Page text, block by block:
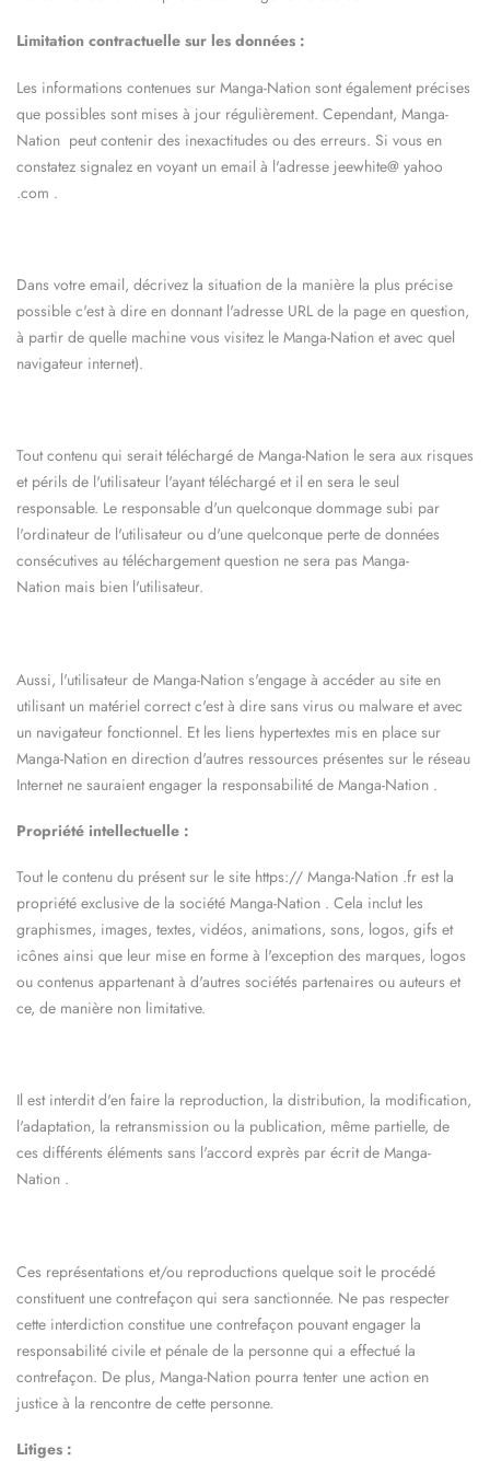
Limitation contractuelle sur les données :
Les informations contenues sur Manga-Nation sont également précises
que possibles sont mises à jour régulièrement. Cependant, Manga-
Nation peut contenir des inexactitudes ou des erreurs. Si vous en
constatez signalez en voyant un email à l'adresse jeewhite@ yahoo
.com .
Dans votre email, décrivez la situation de la manière la plus précise
possible c'est à dire en donnant l'adresse URL de la page en question,
à partir de quelle machine vous visitez le Manga-Nation et avec quel
navigateur internet).
Tout contenu qui serait téléchargé de Manga-Nation le sera aux risques
et périls de l'utilisateur l'ayant téléchargé et il en sera le seul
responsable. Le responsable d'un quelconque dommage subi par
l'ordinateur de l'utilisateur ou d'une quelconque perte de données
consécutives au téléchargement question ne sera pas Manga-
Nation mais bien l'utilisateur.
Aussi, l'utilisateur de Manga-Nation s'engage à accéder au site en
utilisant un matériel correct c'est à dire sans virus ou malware et avec
un navigateur fonctionnel. Et les liens hypertextes mis en place sur
Manga-Nation en direction d'autres ressources présentes sur le réseau
Internet ne sauraient engager la responsabilité de Manga-Nation .
Propriété intellectuelle :
Tout le contenu du présent sur le site https:// Manga-Nation .fr est la
propriété exclusive de la société Manga-Nation . Cela inclut les
graphismes, images, textes, vidéos, animations, sons, logos, gifs et
icônes ainsi que leur mise en forme à l'exception des marques, logos
ou contenus appartenant à d'autres sociétés partenaires ou auteurs et
ce, de manière non limitative.
Il est interdit d'en faire la reproduction, la distribution, la modification,
l'adaptation, la retransmission ou la publication, même partielle, de
ces différents éléments sans l'accord exprès par écrit de Manga-
Nation .
Ces représentations et/ou reproductions quelque soit le procédé
constituent une contrefaçon qui sera sanctionnée. Ne pas respecter
cette interdiction constitue une contrefaçon pouvant engager la
responsabilité civile et pénale de la personne qui a effectué la
contrefaçon. De plus, Manga-Nation pourra tenter une action en
justice à la rencontre de cette personne.
Litiges :